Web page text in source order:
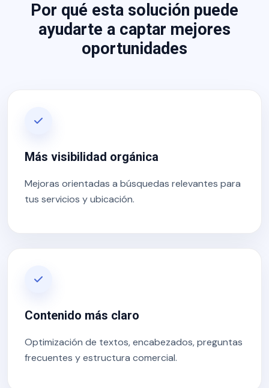
Por qué esta solución puede
ayudarte a captar mejores
oportunidades
Más visibilidad orgánica
Mejoras orientadas a búsquedas relevantes para
tus servicios y ubicación.
Contenido más claro
Optimización de textos, encabezados, preguntas
frecuentes y estructura comercial.